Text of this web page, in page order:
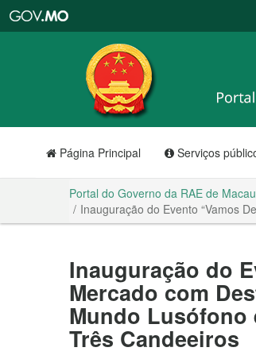
RAE
de
Macau
Página Principal Serviços
Portal do Governo da RAE de Macau
Inauguração do Evento “Vamos
Inauguração do
Mercado com
Mundo Lusófono
Três Candeeiros